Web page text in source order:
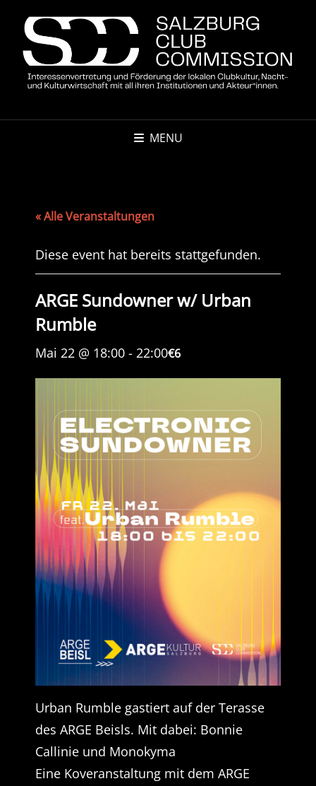
MENU
« Alle Veranstaltungen
Diese event hat bereits stattgefunden.
ARGE Sundowner w/ Urban
Rumble
Mai 22 @ 18:00 - 22:00€6
Urban Rumble gastiert auf der Terasse
des ARGE Beisls. Mit dabei: Bonnie
Callinie und Monokyma
Eine Koveranstaltung mit dem ARGE